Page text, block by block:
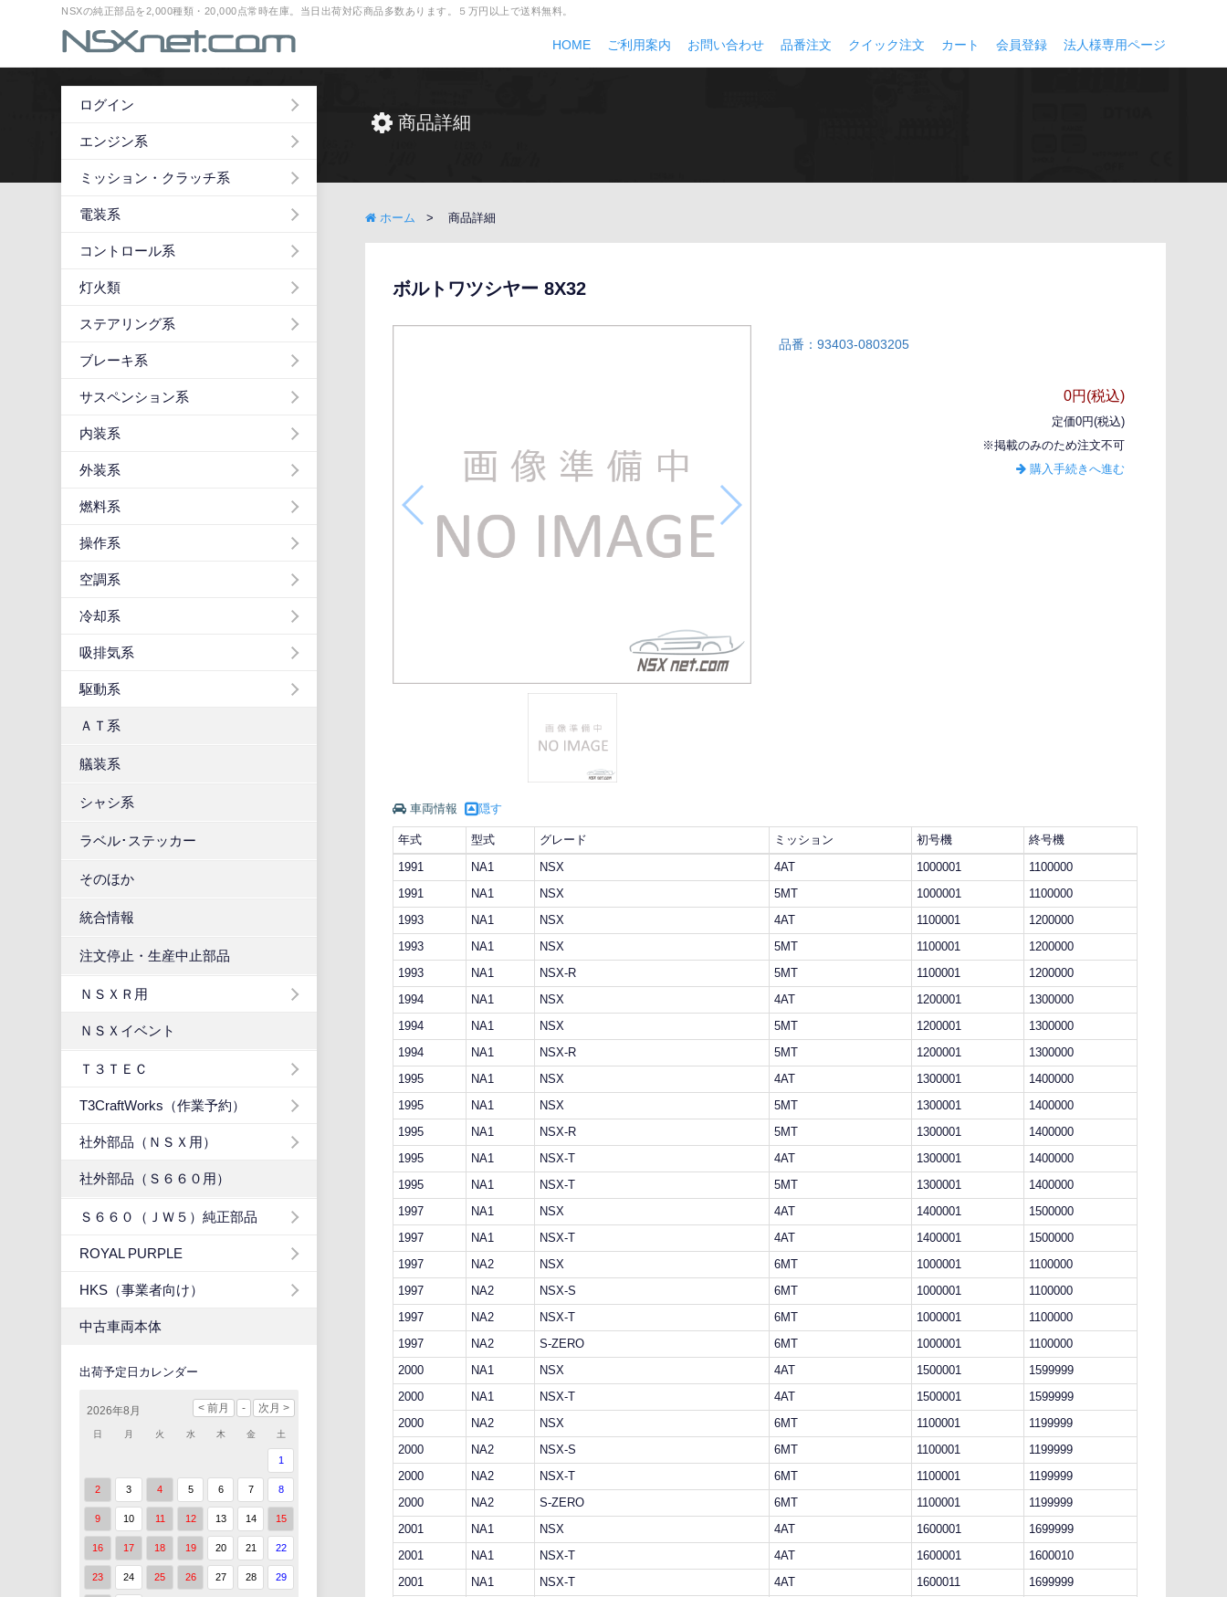
NSXの純正部品を2,000種類・20,000点常時在庫。当日出荷対応商品多数あります。５万円以上で送料無料。
HOME ご利用案内 お問い合わせ 品番注文 クイック注文 カート 会員登録 法人様専用ページ
商品詳細
ログイン
エンジン系
ミッション・クラッチ系
電装系
コントロール系
灯火類
ステアリング系
ブレーキ系
サスペンション系
内装系
外装系
燃料系
操作系
空調系
冷却系
吸排気系
駆動系
ＡＴ系
艤装系
シャシ系
ラベル･ステッカー
そのほか
統合情報
注文停止・生産中止部品
ＮＳＸＲ用
ＮＳＸイベント
Ｔ３ＴＥＣ
T3CraftWorks（作業予約）
社外部品（ＮＳＸ用）
社外部品（Ｓ６６０用）
Ｓ６６０（ＪＷ５）純正部品
ROYAL PURPLE
HKS（事業者向け）
中古車両本体
出荷予定日カレンダー
2026年8月
日 月 火 水 木 金 土
1
2 3 4 5 6 7 8
9 10 11 12 13 14 15
16 17 18 19 20 21 22
23 24 25 26 27 28 29
ホーム 商品詳細
ボルトワツシヤー 8X32
品番：93403-0803205
0円(税込)
定価0円(税込)
※掲載のみのため注文不可
購入手続きへ進む
車両情報 隠す
年式 型式 グレード ミッション 初号機
終号機
1991
NA1 NSX 4AT 1000001
1100000
1991
NA1 NSX 5MT 1000001
1100000
1993
NA1 NSX 4AT 1100001
1200000
1993
NA1 NSX 5MT 1100001
1200000
1993
NA1 NSX-R 5MT 1100001
1200000
1994
NA1 NSX 4AT 1200001
1300000
1994
NA1 NSX 5MT 1200001
1300000
1994
NA1 NSX-R 5MT 1200001
1300000
1995
NA1 NSX 4AT 1300001
1400000
1995
NA1 NSX 5MT 1300001
1400000
1995
NA1 NSX-R 5MT 1300001
1400000
1995
NA1 NSX-T 4AT 1300001
1400000
1995
NA1 NSX-T 5MT 1300001
1400000
1997
NA1 NSX 4AT 1400001
1500000
1997
NA1 NSX-T 4AT 1400001
1500000
1997
NA2 NSX 6MT 1000001
1100000
1997
NA2 NSX-S 6MT 1000001
1100000
1997
NA2 NSX-T 6MT 1000001
1100000
1997
NA2 S-ZERO 6MT 1000001
1100000
2000
NA1 NSX 4AT 1500001
1599999
2000
NA1 NSX-T 4AT 1500001
1599999
2000
NA2 NSX 6MT 1100001
1199999
2000
NA2 NSX-S 6MT 1100001
1199999
2000
NA2 NSX-T 6MT 1100001
1199999
2000
NA2 S-ZERO 6MT 1100001
1199999
2001
NA1 NSX 4AT 1600001
1699999
2001
NA1 NSX-T 4AT 1600001
1600010
2001
NA1 NSX-T 4AT 1600011
1699999